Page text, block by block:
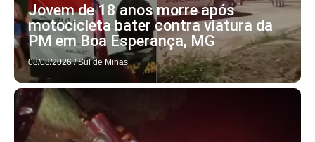
Jovem de 18 anos morre após
motocicleta bater contra viatura da
PM em Boa Esperança, MG
08/08/2026 / Sul de Minas